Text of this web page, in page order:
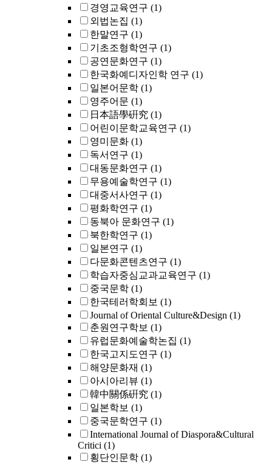
경영교육연구 (1)
외법논집 (1)
한말연구 (1)
기초조형학연구 (1)
공연문화연구 (1)
한국화예디자인학 연구 (1)
일본어문학 (1)
영주어문 (1)
日本語學硏究 (1)
어린이문학교육연구 (1)
영미문화 (1)
독서연구 (1)
대동문화연구 (1)
무용예술학연구 (1)
대중서사연구 (1)
평화학연구 (1)
동북아 문화연구 (1)
북한학연구 (1)
일본연구 (1)
다문화콘텐츠연구 (1)
학습자중심교과교육연구 (1)
중국문학 (1)
한국테러학회보 (1)
Journal of Oriental Culture&Design (1)
춘원연구학보 (1)
유럽문화예술학논집 (1)
한국고지도연구 (1)
해양문화재 (1)
아시아리뷰 (1)
韓中關係硏究 (1)
일본학보 (1)
중국문학연구 (1)
International Journal of Diaspora&Cultural
Critici (1)
횡단인문학 (1)